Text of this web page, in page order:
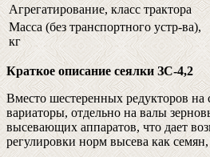
Агрегатирование, класс трактора
Масса (без транспортного устр-ва),
кг
Краткое описание сеялки ЗС-4,2
Вместо шестеренных редукторов на
вариаторы, отдельно на валы
высевающих аппаратов, что дает
регулировки норм высева как